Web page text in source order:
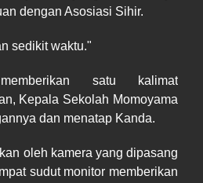
dengan Asosiasi Sihir.
sedikit waktu."
satu kalimat
Kepala Sekolah Momoyama
dan menatap Kanda.
oleh kamera yang dipasang
sudut monitor memberikan